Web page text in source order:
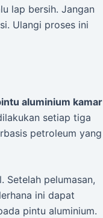
lap bersih. Jangan
Ulangi proses ini
aluminium kamar
setiap tiga
petroleum yang
Setelah pelumasan,
ini dapat
pintu aluminium.